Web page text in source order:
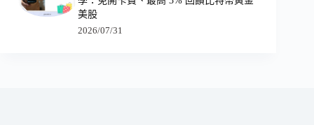
美股
2026/07/31